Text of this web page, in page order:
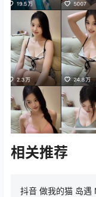
相关推荐
抖音 做我的猫 岛